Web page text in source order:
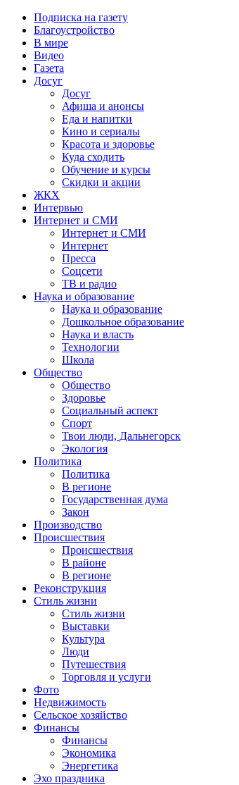
Подписка на газету
Благоустройство
В мире
Видео
Газета
Досуг
Досуг
Афиша и анонсы
Еда и напитки
Кино и сериалы
Красота и здоровье
Куда сходить
Обучение и курсы
Скидки и акции
ЖКХ
Интервью
Интернет и СМИ
Интернет и СМИ
Интернет
Пресса
Соцсети
ТВ и радио
Наука и образование
Наука и образование
Дошкольное образование
Наука и власть
Технологии
Школа
Общество
Общество
Здоровье
Социальный аспект
Спорт
Твои люди, Дальнегорск
Экология
Политика
Политика
В регионе
Государственная дума
Закон
Производство
Происшествия
Происшествия
В районе
В регионе
Реконструкция
Стиль жизни
Стиль жизни
Выставки
Культура
Люди
Путешествия
Торговля и услуги
Фото
Недвижимость
Сельское хозяйство
Финансы
Финансы
Экономика
Энергетика
Эхо праздника